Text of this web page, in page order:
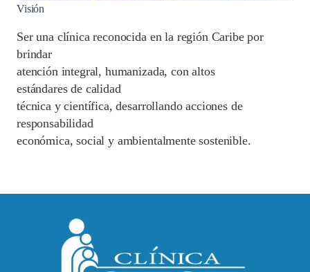
Visión
Ser una clínica reconocida en la región Caribe por
brindar
atención integral, humanizada, con altos
estándares de calidad
técnica y científica, desarrollando acciones de
responsabilidad
económica, social y ambientalmente sostenible.